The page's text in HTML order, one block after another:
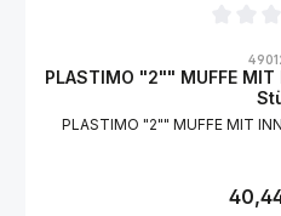
PLASTIMO "2"" MUFFE
PLASTIMO "2"" MUFFE MIT